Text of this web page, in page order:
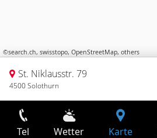
©search.ch, swisstopo, OpenStreetMap, others
St. Niklausstr. 79
4500 Solothurn
Tel Wetter Karte